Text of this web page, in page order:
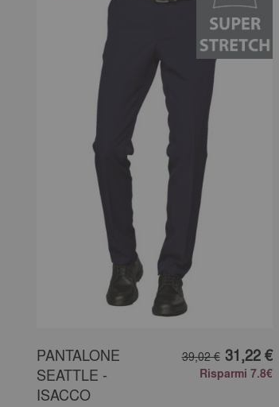
PANTALONE
SEATTLE -
ISACCO
39,02 € 31,22 €
Risparmi 7.8€